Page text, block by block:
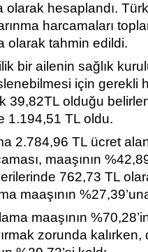
hesaplandı.
harcamaları
olarak tahmin edildi.
bir ailenin sağlık
için gerekli
39,82TL olduğu
1.194,51 TL oldu.
2.784,96 TL ücret
maaşının
762,73 TL
maaşının
maaşının
zorunda kalırken,